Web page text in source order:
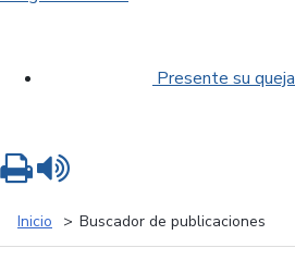
Presente su queja
Inicio Buscador de publicaciones
Imprimir